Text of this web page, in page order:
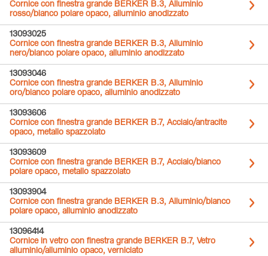
Cornice con finestra grande BERKER B.3, Alluminio
rosso/bianco polare opaco, alluminio anodizzato
13093025
Cornice con finestra grande BERKER B.3, Alluminio
nero/bianco polare opaco, alluminio anodizzato
13093046
Cornice con finestra grande BERKER B.3, Alluminio
oro/bianco polare opaco, alluminio anodizzato
13093606
Cornice con finestra grande BERKER B.7, Acciaio/antracite
opaco, metallo spazzolato
13093609
Cornice con finestra grande BERKER B.7, Acciaio/bianco
polare opaco, metallo spazzolato
13093904
Cornice con finestra grande BERKER B.3, Alluminio/bianco
polare opaco, alluminio anodizzato
13096414
Cornice in vetro con finestra grande BERKER B.7, Vetro
alluminio/alluminio opaco, verniciato